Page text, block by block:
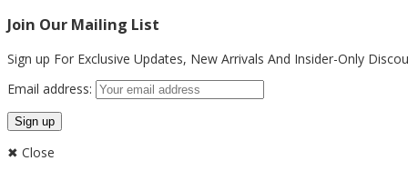
Join Our Mailing List
Sign up For Exclusive Updates, New Arrivals And Insider-Only
Email address:
✖ Close